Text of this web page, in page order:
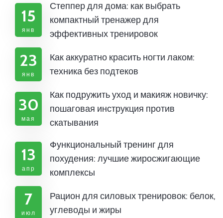
15
янв
Степпер для дома: как выбрать
компактный тренажер для
эффективных тренировок
23
янв
Как аккуратно красить ногти лаком:
техника без подтеков
30
мая
Как подружить уход и макияж новичку:
пошаговая инструкция против
скатывания
13
апр
Функциональный тренинг для
похудения: лучшие жиросжигающие
комплексы
7
июл
Рацион для силовых тренировок: белок,
углеводы и жиры